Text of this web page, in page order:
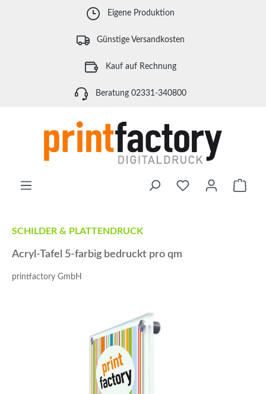
Zum Hauptinhalt springen Eigene Produktion
Günstige Versandkosten
Kauf auf Rechnung
Beratung 02331-340800
SCHILDER & PLATTENDRUCK
Acryl-Tafel 5-farbig bedruckt pro qm
printfactory GmbH